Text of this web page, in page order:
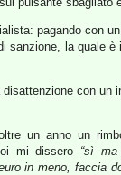
pagando con
la quale
con un
un anno un
mi dissero “sì
in meno, faccia